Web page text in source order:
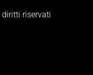
riservati